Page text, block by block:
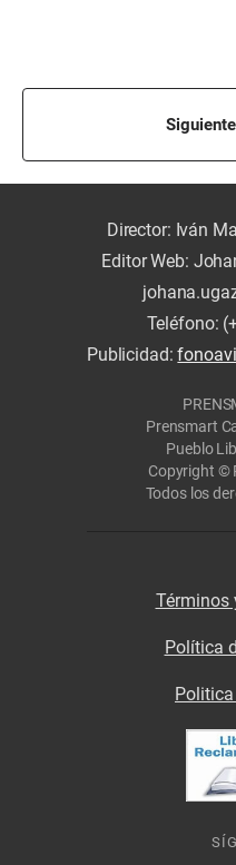
Director: Iván
Editor Web:
Teléfono:
Publicidad:
Prensmart
Pueblo
Copyright ©
Todos los
Términos
Política